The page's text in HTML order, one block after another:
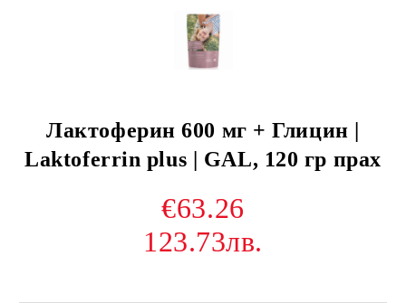
Лактоферин 600 мг + Глицин |
Laktoferrin plus | GAL, 120 гр прах
€63.26
123.73лв.